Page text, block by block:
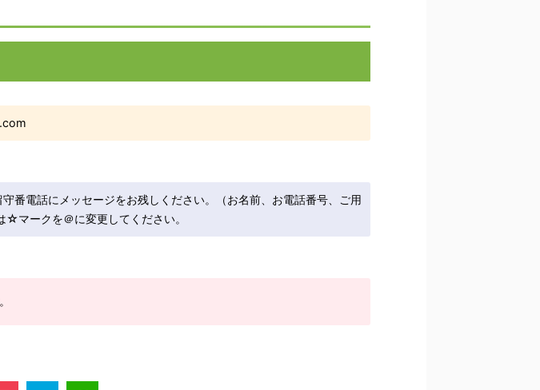
番電話にメッセージをお残しください。（お名前、お電話番号、ご用
マークを＠に変更してください。